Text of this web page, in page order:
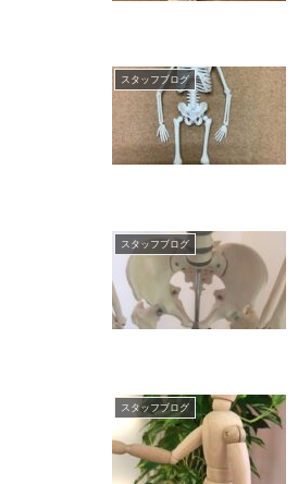
スタッフブログ
スタッフブログ
スタッフブログ